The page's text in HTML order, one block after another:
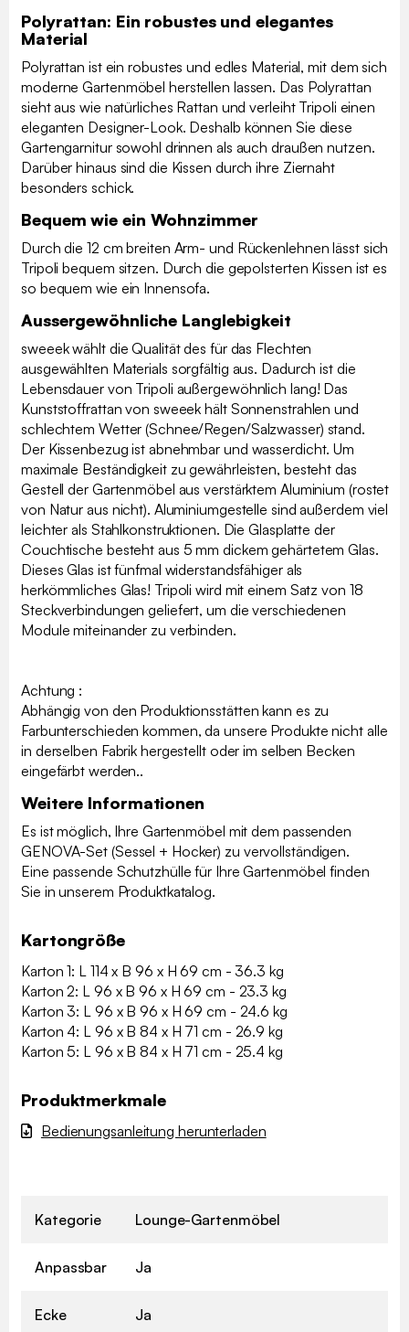
Polyrattan: Ein robustes und elegantes
Material
Polyrattan ist ein robustes und edles Material, mit dem sich
moderne Gartenmöbel herstellen lassen. Das Polyrattan
sieht aus wie natürliches Rattan und verleiht Tripoli einen
eleganten Designer-Look. Deshalb können Sie diese
Gartengarnitur sowohl drinnen als auch draußen nutzen.
Darüber hinaus sind die Kissen durch ihre Ziernaht
besonders schick.
Bequem wie ein Wohnzimmer
Durch die 12 cm breiten Arm- und Rückenlehnen lässt sich
Tripoli bequem sitzen. Durch die gepolsterten Kissen ist es
so bequem wie ein Innensofa.
Aussergewöhnliche Langlebigkeit
sweeek wählt die Qualität des für das Flechten
ausgewählten Materials sorgfältig aus. Dadurch ist die
Lebensdauer von Tripoli außergewöhnlich lang! Das
Kunststoffrattan von sweeek hält Sonnenstrahlen und
schlechtem Wetter (Schnee/Regen/Salzwasser) stand.
Der Kissenbezug ist abnehmbar und wasserdicht. Um
maximale Beständigkeit zu gewährleisten, besteht das
Gestell der Gartenmöbel aus verstärktem Aluminium (rostet
von Natur aus nicht). Aluminiumgestelle sind außerdem viel
leichter als Stahlkonstruktionen. Die Glasplatte der
Couchtische besteht aus 5 mm dickem gehärtetem Glas.
Dieses Glas ist fünfmal widerstandsfähiger als
herkömmliches Glas! Tripoli wird mit einem Satz von 18
Steckverbindungen geliefert, um die verschiedenen
Module miteinander zu verbinden.
Achtung :
Abhängig von den Produktionsstätten kann es zu
Farbunterschieden kommen, da unsere Produkte nicht alle
in derselben Fabrik hergestellt oder im selben Becken
eingefärbt werden..
Weitere Informationen
Es ist möglich, Ihre Gartenmöbel mit dem passenden
GENOVA-Set (Sessel + Hocker) zu vervollständigen.
Eine passende Schutzhülle für Ihre Gartenmöbel finden
Sie in unserem Produktkatalog.
Kartongröße
Karton 1: L 114 x B 96 x H 69 cm - 36.3 kg
Karton 2: L 96 x B 96 x H 69 cm - 23.3 kg
Karton 3: L 96 x B 96 x H 69 cm - 24.6 kg
Karton 4: L 96 x B 84 x H 71 cm - 26.9 kg
Karton 5: L 96 x B 84 x H 71 cm - 25.4 kg
Produktmerkmale
Bedienungsanleitung herunterladen
Kategorie Lounge-Gartenmöbel
Anpassbar Ja
Ecke Ja